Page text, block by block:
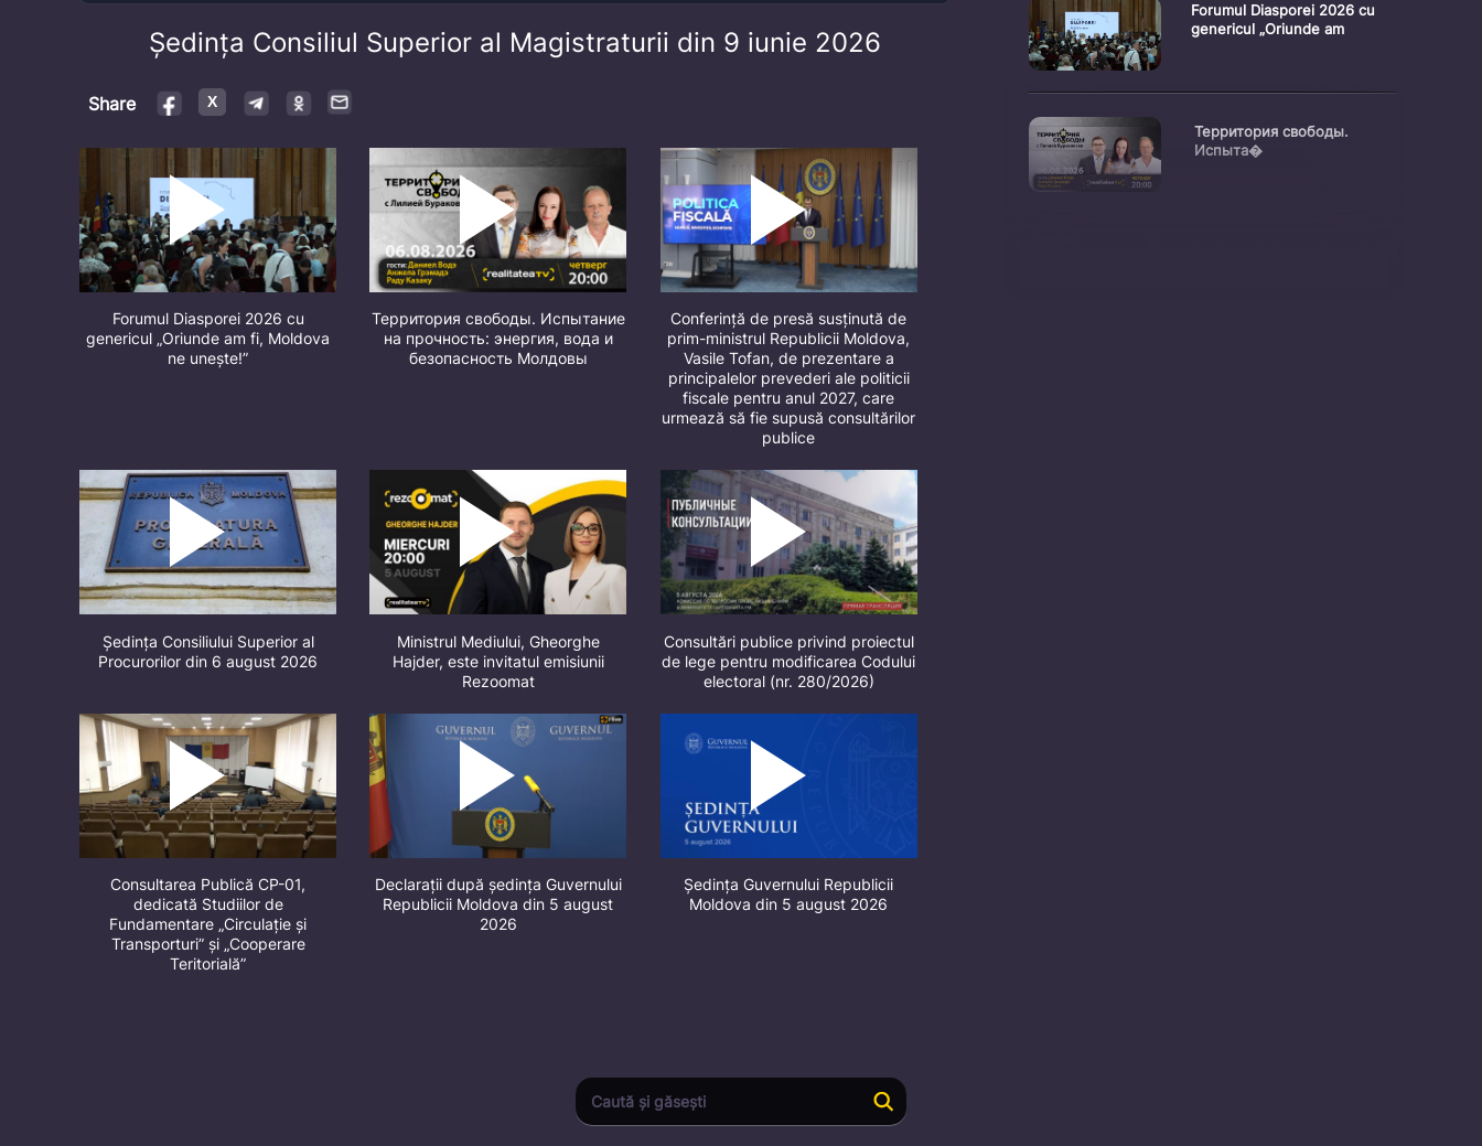
Ședința Consiliul Superior al Magistraturii din 9 iunie 2026
Share
Forumul Diasporei 2026 cu
genericul „Oriunde am fi, Moldova
ne unește!”
Территория свободы. Испытание
на прочность: энергия, вода и
безопасность Молдовы
Conferință de presă susținută de
prim-ministrul Republicii Moldova,
Vasile Tofan, de prezentare a
principalelor prevederi ale politicii
fiscale pentru anul 2027, care
urmează să fie supusă consultărilor
publice
Ședința Consiliului Superior al
Procurorilor din 6 august 2026
Ministrul Mediului, Gheorghe
Hajder, este invitatul emisiunii
Rezoomat
Consultări publice privind proiectul
de lege pentru modificarea Codului
electoral (nr. 280/2026)
Consultarea Publică CP-01,
dedicată Studiilor de
Fundamentare „Circulație și
Transporturi” și „Cooperare
Teritorială”
Declarații după ședința Guvernului
Republicii Moldova din 5 august
2026
Ședința Guvernului Republicii
Moldova din 5 august 2026
Forumul Diasporei 2026 cu
genericul „Oriunde am
Территория свободы.
Испыта�